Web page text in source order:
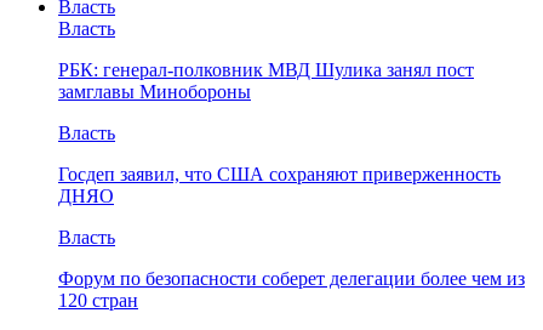
Власть
Власть
РБК: генерал-полковник МВД Шулика занял пост
замглавы Минобороны
Власть
Госдеп заявил, что США сохраняют приверженность
ДНЯО
Власть
Форум по безопасности соберет делегации более чем из
120 стран